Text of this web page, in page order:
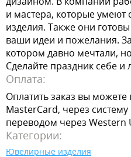
и мастера, которые умеют
изделия. Также они
ваши идеи и пожелания.
котором давно мечтали,
Сделайте праздник себе
Оплата:
Оплатить заказ вы можете
MasterCard, через
переводом через Western
Категории:
Ювелирные изделия